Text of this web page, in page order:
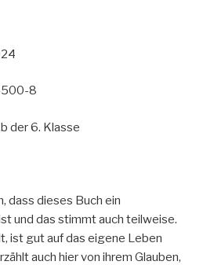
8
der 6. Klasse
dass dieses Buch ein
und das stimmt auch teilweise.
ist gut auf das eigene Leben
auch hier von ihrem Glauben,